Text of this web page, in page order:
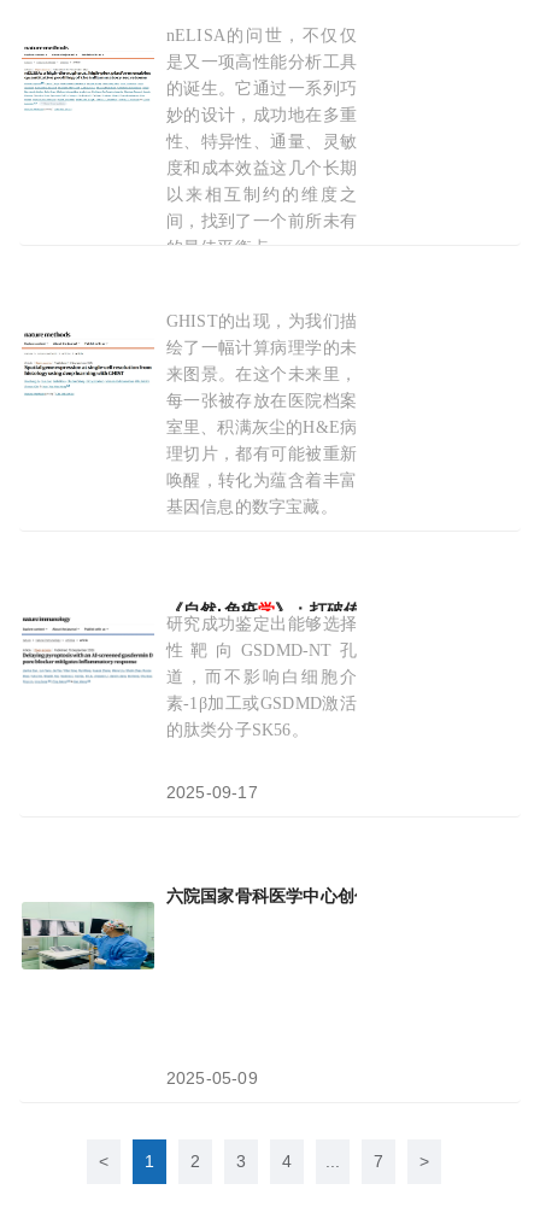
nELISA如何以可扩展、低成本的方案开启
nELISA的问世，不仅仅
是又一项高性能分析工具
的诞生。它通过一系列巧
妙的设计，成功地在多重
性、特异性、通量、灵敏
度和成本效益这几个长期
以来相互制约的维度之
间，找到了一个前所未有
的最佳平衡点。
2025-11-12
Nature Methods：超越形态
GHIST的出现，为我们描
绘了一幅计算病理学的未
来图景。在这个未来里，
每一张被存放在医院档案
室里、积满灰尘的H&E病
理切片，都有可能被重新
唤醒，转化为蕴含着丰富
基因信息的数字宝藏。
《自然·免疫学》：打破传统认知！大坪医院/昆
研究成功鉴定出能够选择
性靶向GSDMD-NT孔
道，而不影响白细胞介
素-1β加工或GSDMD激活
的肽类分子SK56。
2025-09-17
六院国家骨科医学中心创伤领域材料
2025-05-09
< 1 2 3 4 7 >